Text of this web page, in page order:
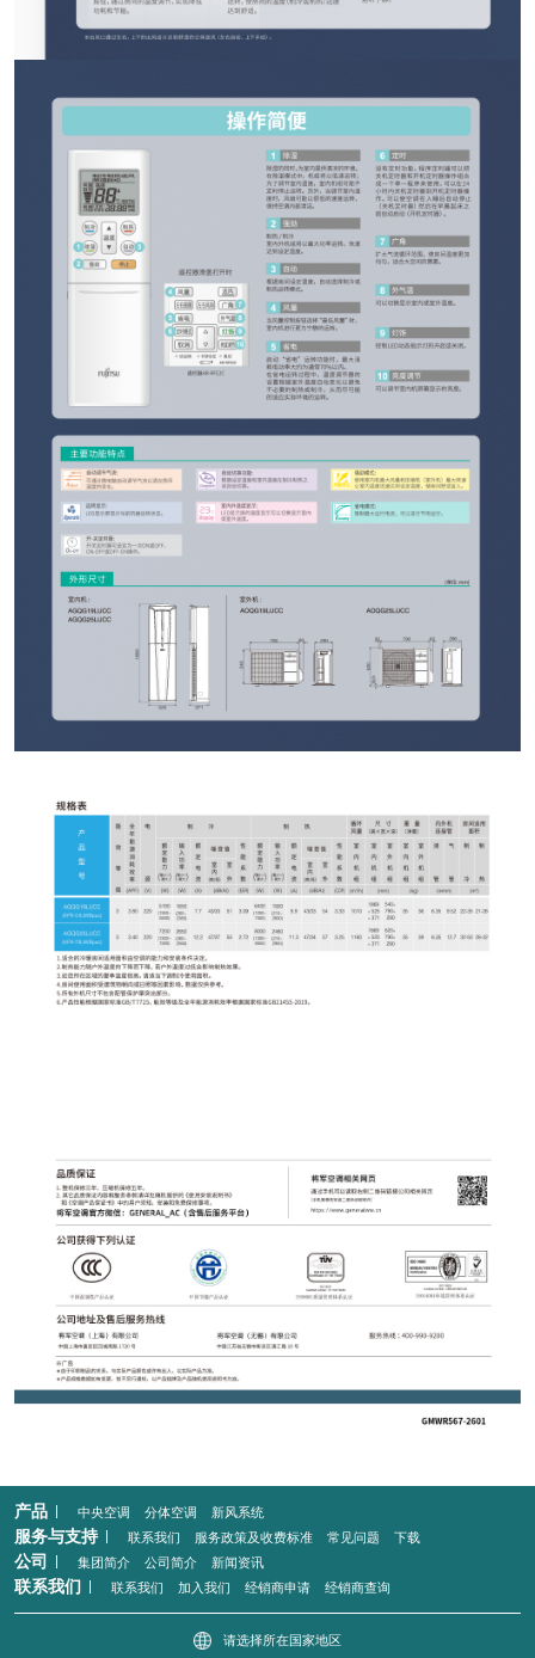
产品 中央空调 分体空调 新风系统
服务与支持 联系我们 服务政策及收费标准 常见问题 下载
公司 集团简介 公司简介 新闻资讯
联系我们 联系我们 加入我们 经销商申请 经销商查询
请选择所在国家地区